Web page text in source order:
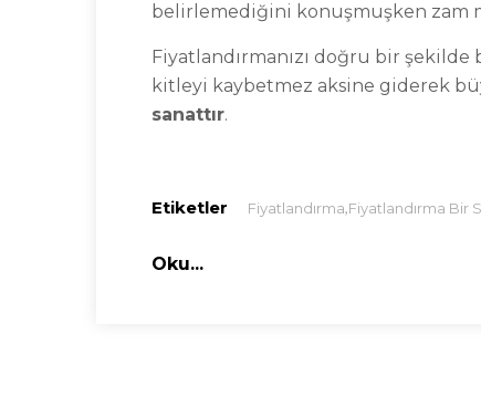
belirlemediğini konuşmuşken zam
Fiyatlandırmanızı doğru bir
kitleyi kaybetmez aksine giderek
sanattır.
Etiketler Fiyatlandırma,Fiyatlandırma Bir
Oku...